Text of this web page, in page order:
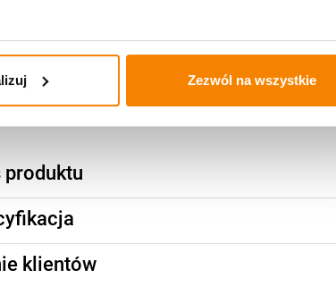
Zezwól na wszystkie
produktu
klientów